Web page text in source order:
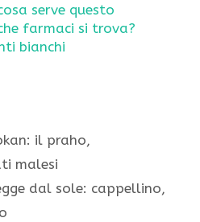
serve questo
farmaci si trova?
bianchi
il praho,
malesi
dal sole: cappellino,